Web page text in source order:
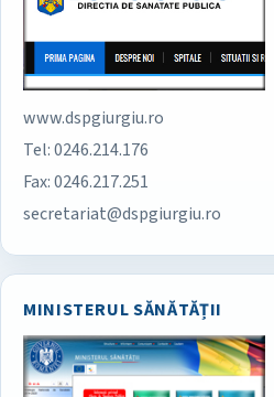
www.dspgiurgiu.ro
Tel: 0246.214.176
Fax: 0246.217.251
secretariat@dspgiurgiu.ro
MINISTERUL SĂNĂTĂȚII